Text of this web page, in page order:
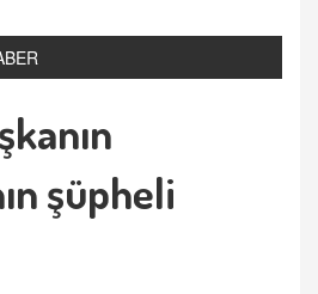
şüpheli